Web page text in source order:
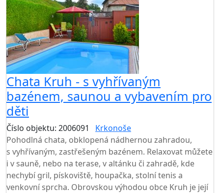
Chata Kruh - s vyhřívaným
bazénem, saunou a vybavením pro
děti
Číslo objektu: 2006091 Krkonoše
Pohodlná chata, obklopená nádhernou zahradou,
s vyhřívaným, zastřešeným bazénem. Relaxovat můžete
i v sauně, nebo na terase, v altánku či zahradě, kde
nechybí gril, pískoviště, houpačka, stolní tenis a
venkovní sprcha. Obrovskou výhodou obce Kruh je její